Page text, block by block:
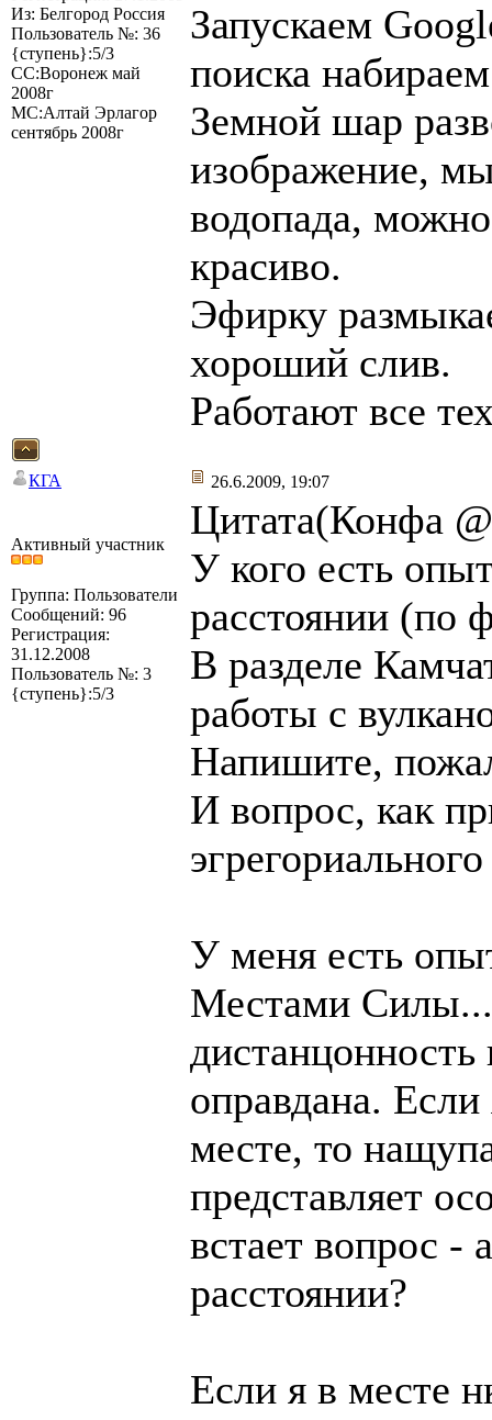
Из: Белгород Россия
Пользователь №: 36
{ступень}:5/3
СС:Воронеж май
2008г
МС:Алтай Эрлагор
сентябрь 2008г
Запускаем
поиска
Земной шар
изображение,
водопада,
красиво.
Эфирку
хороший слив.
Работают все
КГА 26.6.2009, 19:07
Активный участник
Группа: Пользователи
Сообщений: 96
Регистрация:
31.12.2008
Пользователь №: 3
{ступень}:5/3
Цитата(Конфа
У кого есть
расстоянии (по
В разделе
работы с
Напишите,
И вопрос, как
У меня есть
Местами
оправдана.
месте, то
представляет
встает вопрос -
расстоянии?
Если я в месте